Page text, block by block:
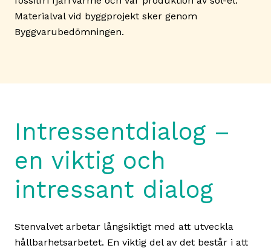
Materialval vid byggprojekt sker genom
Byggvarubedömningen.
Intressentdialog –
en viktig och
intressant dialog
Stenvalvet arbetar långsiktigt med att utveckla
hållbarhetsarbetet. En viktig del av det består i att